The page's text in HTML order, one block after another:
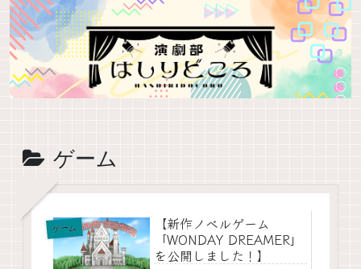
ゲーム
ゲーム
【新作ノベルゲーム
「WONDAY DREAMER」
を公開しました！】